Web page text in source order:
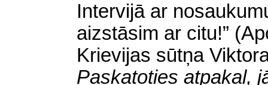
Intervijā ar
aizstāsim ar citu!”
Krievijas sūtņa
Paskatoties atpakaļ,